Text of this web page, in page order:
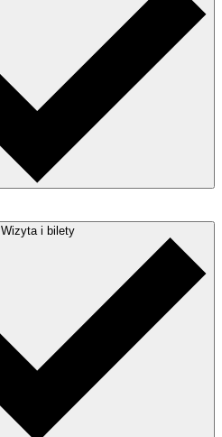
Wizyta i bilety